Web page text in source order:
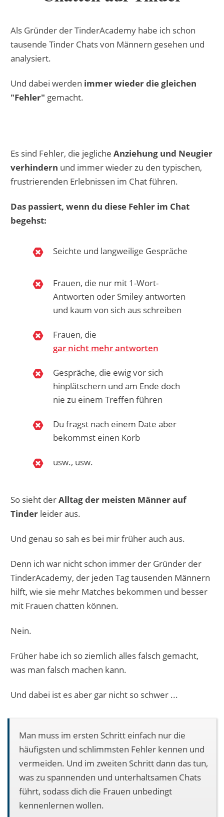
Als Gründer der TinderAcademy habe ich schon
tausende Tinder Chats von Männern gesehen und
analysiert.
Und dabei werden immer wieder die gleichen
"Fehler" gemacht.
Es sind Fehler, die jegliche Anziehung und Neugier
verhindern und immer wieder zu den typischen,
frustrierenden Erlebnissen im Chat führen.
Das passiert, wenn du diese Fehler im Chat
begehst:
Seichte und langweilige Gespräche
Frauen, die nur mit 1-Wort-
Antworten oder Smiley antworten
und kaum von sich aus schreiben
Frauen, die
gar nicht mehr antworten
Gespräche, die ewig vor sich
hinplätschern und am Ende doch
nie zu einem Treffen führen
Du fragst nach einem Date aber
bekommst einen Korb
usw., usw.
So sieht derAlltag der meisten Männer auf
Tinder leider aus.
Und genau so sah es bei mir früher auch aus.
Denn ich war nicht schon immer der Gründer der
TinderAcademy, der jeden Tag tausenden Männern
hilft, wie sie mehr Matches bekommen und besser
mit Frauen chatten können.
Nein.
Früher habe ich so ziemlich alles falsch gemacht,
was man falsch machen kann.
Und dabei ist es aber gar nicht so schwer ...
Man muss im ersten Schritt einfach nur die
häufigsten und schlimmsten Fehler kennen und
vermeiden. Und im zweiten Schritt dann das tun,
was zu spannenden und unterhaltsamen Chats
führt, sodass dich die Frauen unbedingt
kennenlernen wollen.